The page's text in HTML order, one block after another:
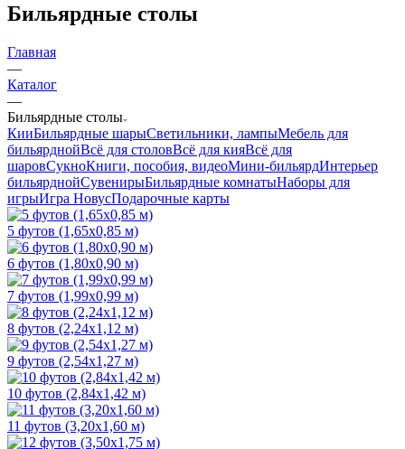
Бильярдные столы
Главная
—
Каталог
—
Бильярдные столы
КииБильярдные шарыСветильники, лампыМебель для
бильярднойВсё для столовВсё для кияВсё для
шаровСукноКниги, пособия, видеоМини-бильярдИнтерьер
бильярднойСувенирыБильярдные комнатыНаборы для
игрыИгра НовусПодарочные карты
5 футов (1,65х0,85 м)
6 футов (1,80х0,90 м)
7 футов (1,99х0,99 м)
8 футов (2,24х1,12 м)
9 футов (2,54х1,27 м)
10 футов (2,84х1,42 м)
11 футов (3,20х1,60 м)